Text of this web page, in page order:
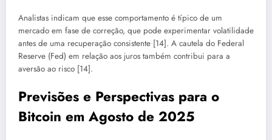
Analistas indicam que esse comportamento é típico de um
mercado em fase de correção, que pode experimentar volatilidade
antes de uma recuperação consistente [14]. A cautela do Federal
Reserve (Fed) em relação aos juros também contribui para a
aversão ao risco [14].
Previsões e Perspectivas para o
Bitcoin em Agosto de 2025